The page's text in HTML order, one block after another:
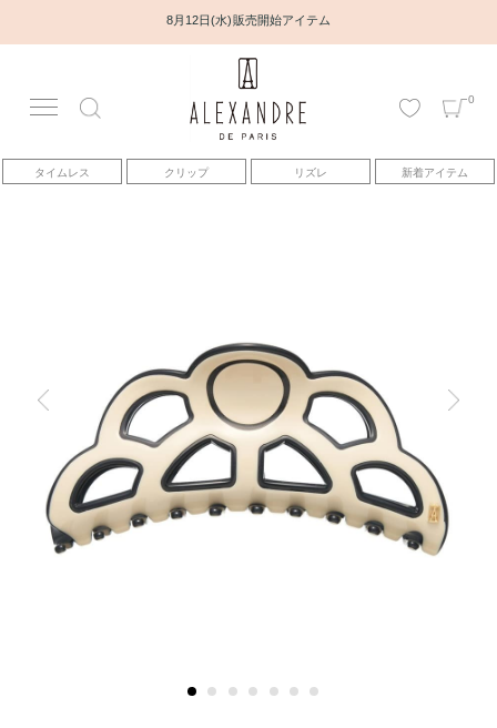
8月12日(水) 販売開始アイテム
0
タイムレス クリップ リズレ 新着アイテム
アカウント
アイテム
トピックス
ヘアアレンジ動画
ヒストリー